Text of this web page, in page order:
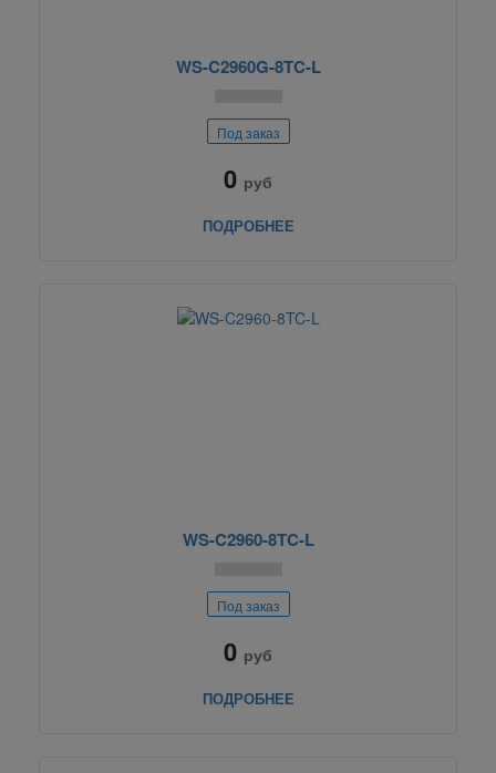
WS-C2960G-8TC-L
Под заказ
0 руб
ПОДРОБНЕЕ
WS-C2960-8TC-L
Под заказ
0 руб
ПОДРОБНЕЕ